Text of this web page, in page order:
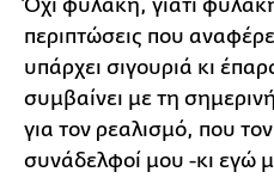
Όχι φυλακή, γιατί
περιπτώσεις που
υπάρχει σιγουριά κι
συμβαίνει με τη
για τον ρεαλισμό, που
συνάδελφοί μου -κι εγώ